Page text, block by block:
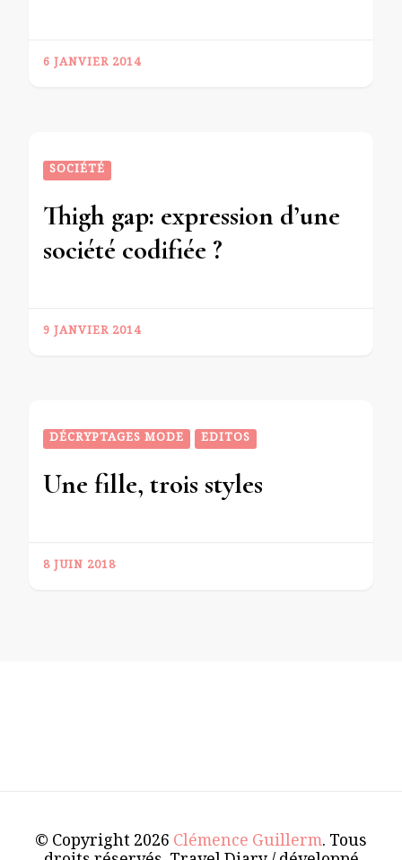
6 JANVIER 2014
SOCIÉTÉ
Thigh gap: expression d’une
société codifiée ?
9 JANVIER 2014
DÉCRYPTAGES MODE EDITOS
Une fille, trois styles
8 JUIN 2018
© Copyright 2026 Clémence Guillerm. Tous